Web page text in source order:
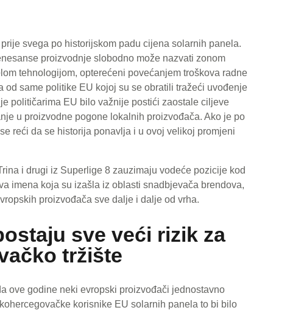
svega po historijskom padu cijena solarnih panela.
proizvodnje slobodno može nazvati zonom
tehnologijom, opterećeni povećanjem troškova radne
same politike EU kojoj su se obratili tražeći uvođenje
političarima EU bilo važnije postići zaostale ciljeve
u proizvodne pogone lokalnih proizvođača. Ako je po
reći da se historija ponavlja i u ovoj velikoj promjeni
i drugi iz Superlige 8 zauzimaju vodeće pozicije kod
imena koja su izašla iz oblasti snadbjevača brendova,
proizvođača sve dalje i dalje od vrha.
sve veći rizik za
tržište
ove godine neki evropski proizvođači jednostavno
korisnike EU solarnih panela to bi bilo